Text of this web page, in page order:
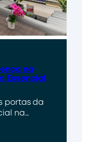
na
Essencial
portas da
na…